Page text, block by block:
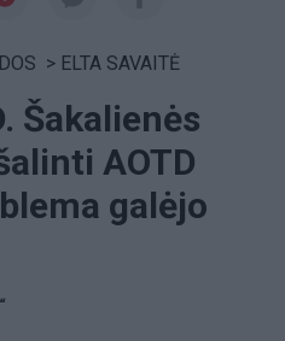
> ELTA SAVAITĖ
Šakalienės
AOTD
galėjo